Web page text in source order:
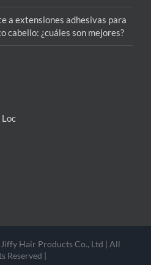
a extensiones adhesivas para
cabello: ¿cuáles son mejores?
Hair Products Co., Ltd | All
Reserved |